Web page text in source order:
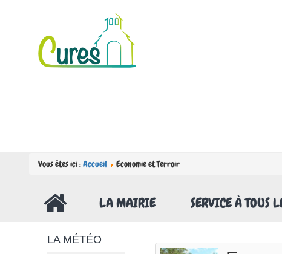
Vous êtes ici :Accueil Economie et Terroir
LA MAIRIE SERVICE À TOUS
LA MÉTÉO